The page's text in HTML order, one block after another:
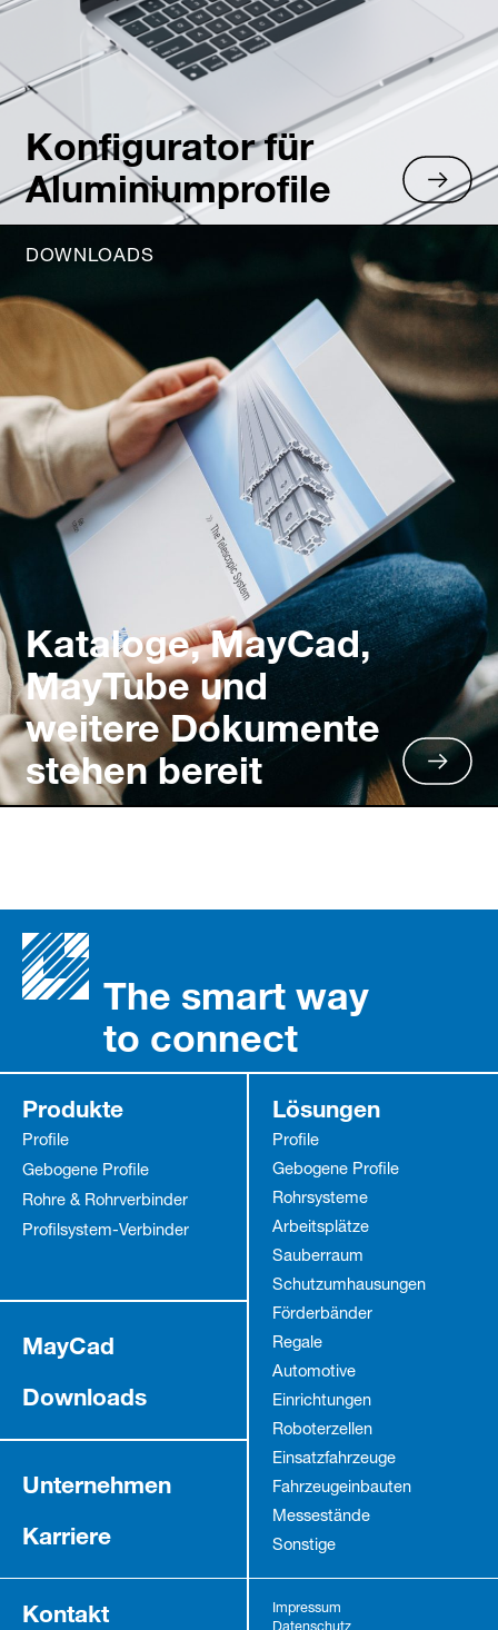
Konfigurator für
Aluminiumprofile
DOWNLOADS
Kataloge, MayCad,
MayTube und
weitere Dokumente
stehen bereit
The smart way
to connect
Produkte
Profile
Gebogene Profile
Rohre & Rohrverbinder
Profilsystem-Verbinder
Lösungen
Profile
Gebogene Profile
Rohrsysteme
Arbeitsplätze
Sauberraum
Schutz­umhausungen
Förderbänder
Regale
Automotive
Einrichtungen
Roboterzellen
Einsatzfahrzeuge
Fahrzeug­einbauten
Messestände
Sonstige
MayCad
Downloads
Unternehmen
Karriere
Kontakt
Impressum